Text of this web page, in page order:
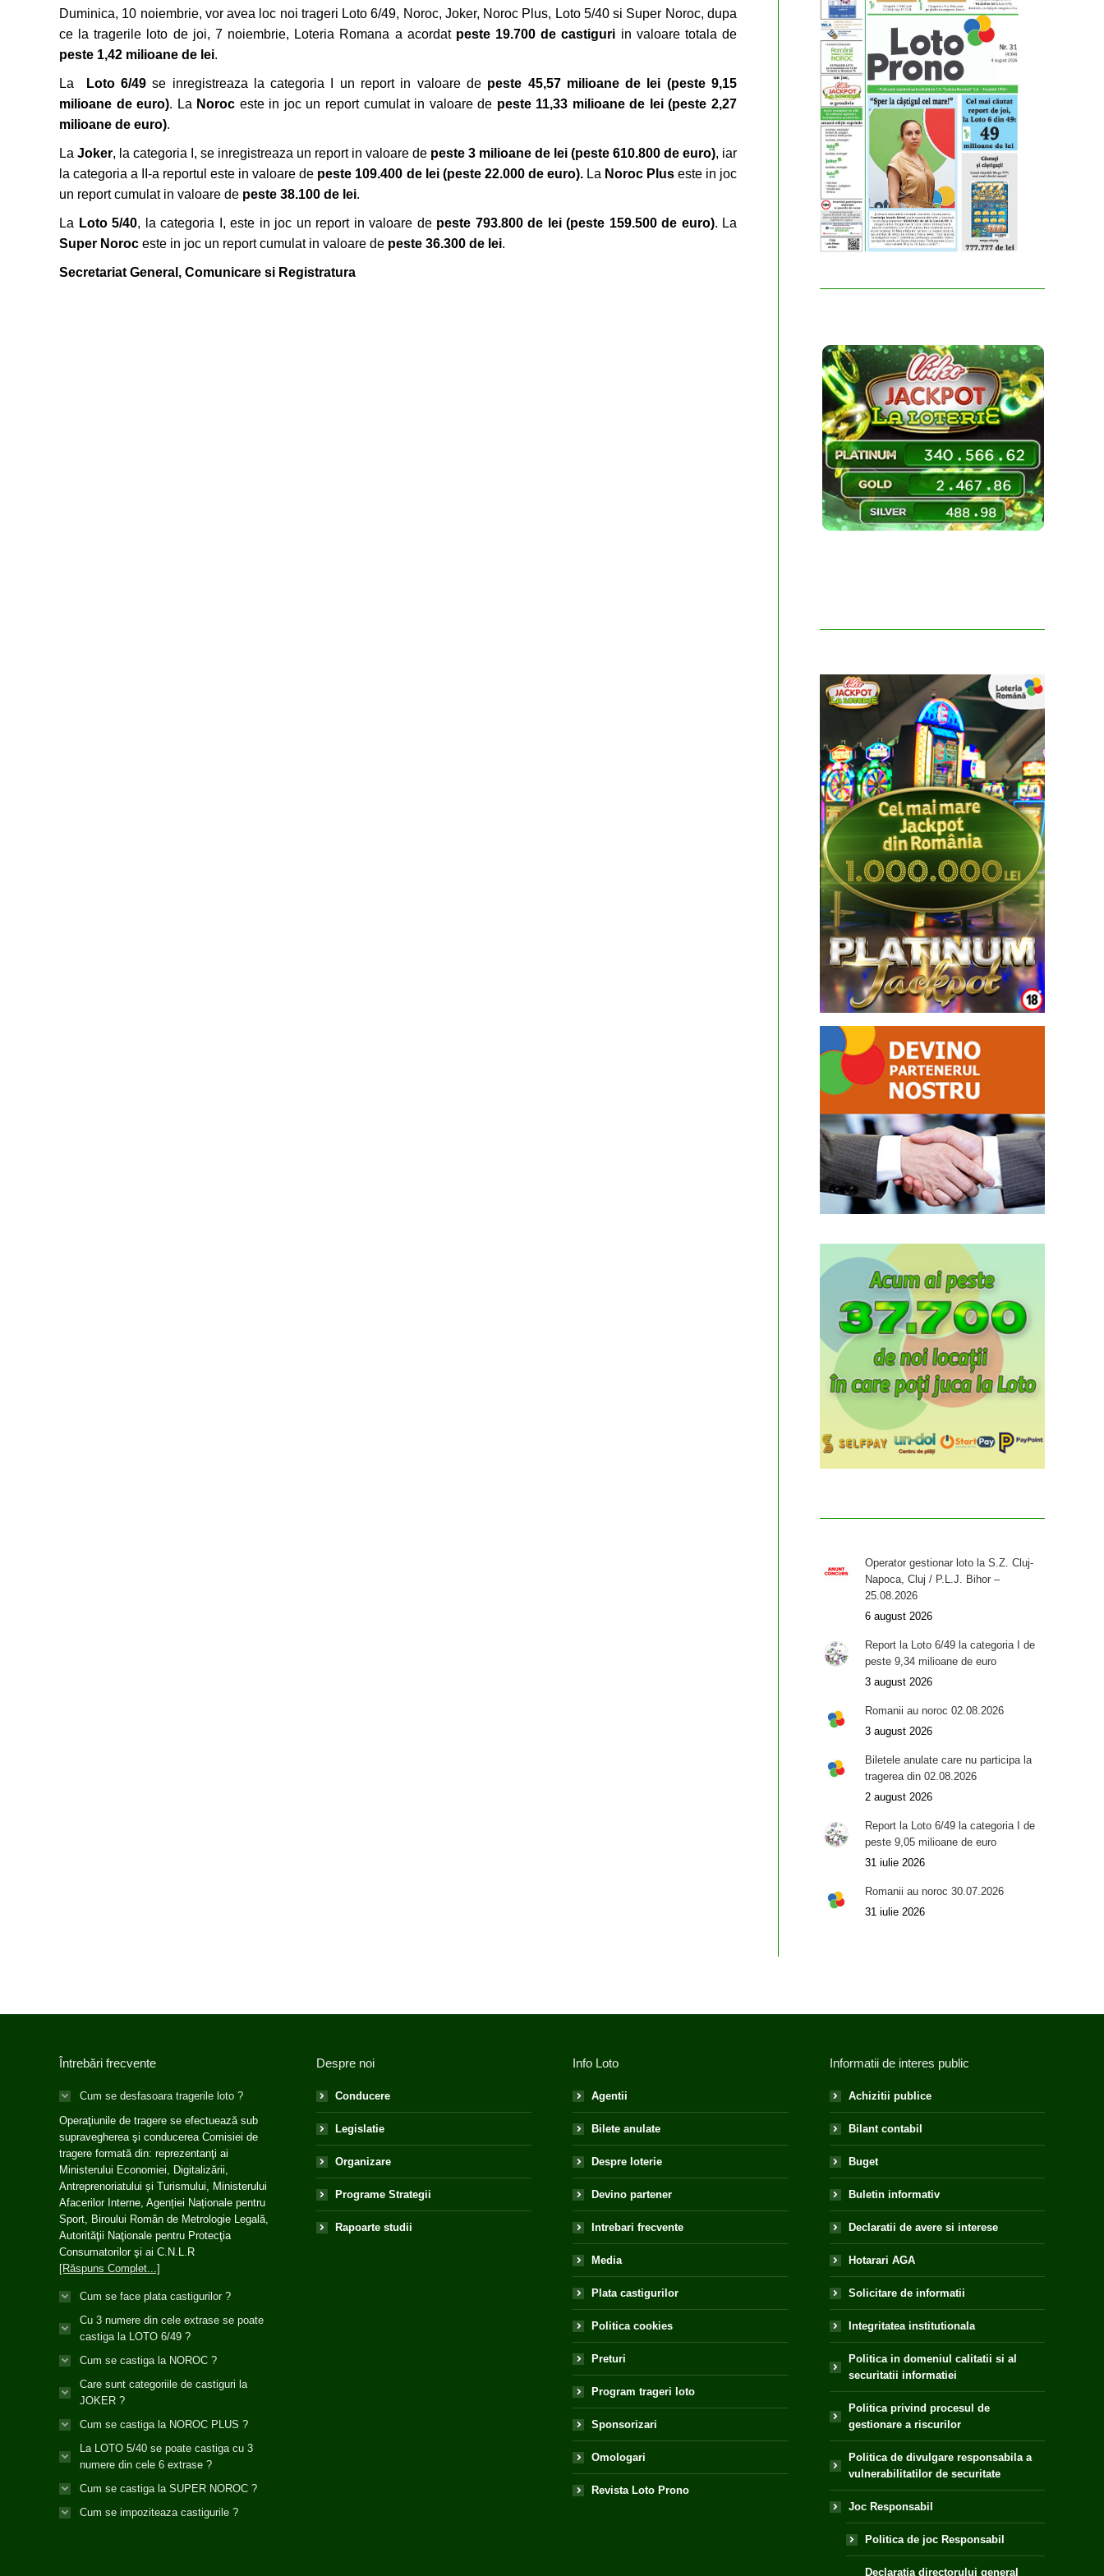
Duminica, 10 noiembrie, vor avea loc noi trageri Loto 6/49, Noroc, Joker, Noroc Plus, Loto 5/40 si Super Noroc, dupa
ce la tragerile loto de joi, 7 noiembrie, Loteria Romana a acordatpeste 19.700 de castiguri in valoare totala de
peste 1,42 milioane de lei.
La Loto 6/49se inregistreaza la categoria I un report in valoare de peste 45,57 milioane de lei (peste 9,15
milioane de euro). La Noroc este in joc un report cumulat in valoare de peste 11,33 milioane de lei (peste 2,27
milioane de euro).
La Joker, la categoria I, se inregistreaza un report in valoare de peste 3 milioane de lei (peste 610.800 de euro), iar
la categoria a II-a reportul este in valoare de peste 109.400 de lei (peste 22.000 de euro). La Noroc Plus este in joc
un report cumulat in valoare de peste 38.100 de lei.
La Loto 5/40, la categoria I, este in joc un report in valoare de peste 793.800 de lei (peste 159.500 de euro). La
Super Noroc este in joc un report cumulat in valoare de peste 36.300 de lei.
Secretariat General, Comunicare si Registratura
Operator gestionar loto la S.Z. Cluj-
Napoca, Cluj / P.L.J. Bihor –
25.08.2026
6 august 2026
Report la Loto 6/49 la categoria I de
peste 9,34 milioane de euro
3 august 2026
Romanii au noroc 02.08.2026
3 august 2026
Biletele anulate care nu participa la
tragerea din 02.08.2026
2 august 2026
Report la Loto 6/49 la categoria I de
peste 9,05 milioane de euro
31 iulie 2026
Romanii au noroc 30.07.2026
31 iulie 2026
Întrebări frecvente
Cum se desfasoara tragerile loto ?
Operaţiunile de tragere se efectuează sub
supravegherea şi conducerea Comisiei de
tragere formată din: reprezentanţi ai
Ministerului Economiei, Digitalizării,
Antreprenoriatului și Turismului, Ministerului
Afacerilor Interne, Agenției Naționale pentru
Sport, Biroului Român de Metrologie Legală,
Autorităţii Naţionale pentru Protecţia
Consumatorilor şi ai C.N.L.R
[Răspuns Complet...]
Cum se face plata castigurilor ?
Cu 3 numere din cele extrase se poate
castiga la LOTO 6/49 ?
Cum se castiga la NOROC ?
Care sunt categoriile de castiguri la
JOKER ?
Cum se castiga la NOROC PLUS ?
La LOTO 5/40 se poate castiga cu 3
numere din cele 6 extrase ?
Cum se castiga la SUPER NOROC ?
Cum se impoziteaza castigurile ?
Despre noi
Conducere
Legislatie
Organizare
Programe Strategii
Rapoarte studii
Info Loto
Agentii
Bilete anulate
Despre loterie
Devino partener
Intrebari frecvente
Media
Plata castigurilor
Politica cookies
Preturi
Program trageri loto
Sponsorizari
Omologari
Revista Loto Prono
Informatii de interes public
Achizitii publice
Bilant contabil
Buget
Buletin informativ
Declaratii de avere si interese
Hotarari AGA
Solicitare de informatii
Integritatea institutionala
Politica in domeniul calitatii si al
securitatii informatiei
Politica privind procesul de
gestionare a riscurilor
Politica de divulgare responsabila a
vulnerabilitatilor de securitate
Joc Responsabil
Politica de joc Responsabil
Declaratia directorului general